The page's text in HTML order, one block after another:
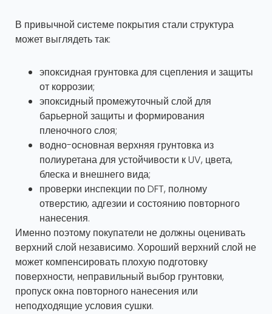
В привычной системе покрытия стали структура
может выглядеть так:
эпоксидная грунтовка для сцепления и защиты
от коррозии;
эпоксидный промежуточный слой для
барьерной защиты и формирования
пленочного слоя;
водно-основная верхняя грунтовка из
полиуретана для устойчивости к UV, цвета,
блеска и внешнего вида;
проверки инспекции по DFT, полному
отверстию, адгезии и состоянию повторного
нанесения.
Именно поэтому покупатели не должны оценивать
верхний слой независимо. Хороший верхний слой не
может компенсировать плохую подготовку
поверхности, неправильный выбор грунтовки,
пропуск окна повторного нанесения или
неподходящие условия сушки.